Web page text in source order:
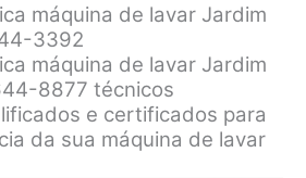
máquina de lavar Jardim
3392
máquina de lavar Jardim
8877 técnicos
e certificados para
da sua máquina de lavar